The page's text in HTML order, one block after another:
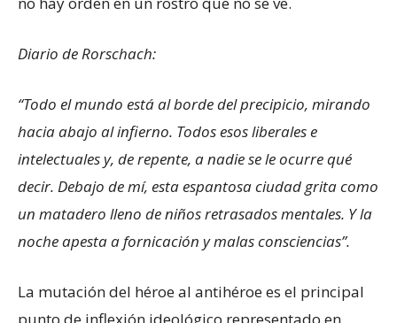
Diario de Rorschach:
“Todo el mundo está al borde del precipicio, mirando
hacia abajo al infierno. Todos esos liberales e
intelectuales y, de repente, a nadie se le ocurre qué
decir. Debajo de mí, esta espantosa ciudad grita como
un matadero lleno de niños retrasados mentales. Y la
noche apesta a fornicación y malas consciencias”.
La mutación del héroe al antihéroe es el principal